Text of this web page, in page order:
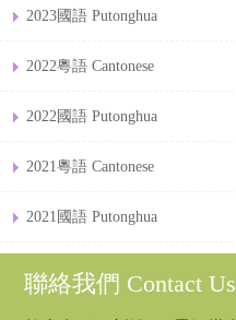
2023國語 Putonghua
2022粵語 Cantonese
2022國語 Putonghua
2021粵語 Cantonese
2021國語 Putonghua
聯絡我們 Contact Us